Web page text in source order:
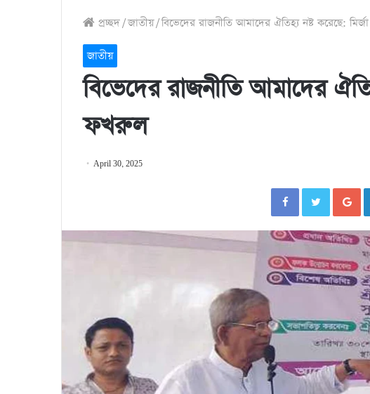
প্রচ্ছদ/জাতীয়/বিভেদের রাজনীতি আমাদের ঐতিহ্য নষ্ট করেছে:
জাতীয়
বিভেদের রাজনীতি আমাদের
ফখরুল
April 30, 2025
FacebookTwitter